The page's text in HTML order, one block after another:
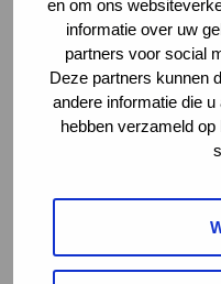
en om ons
informatie over uw
partners voor social
Deze partners kunnen
andere informatie die
hebben verzameld
Kennis en leren
Richtlijnen en
Terug
Leidraden
Methoden
Leren en